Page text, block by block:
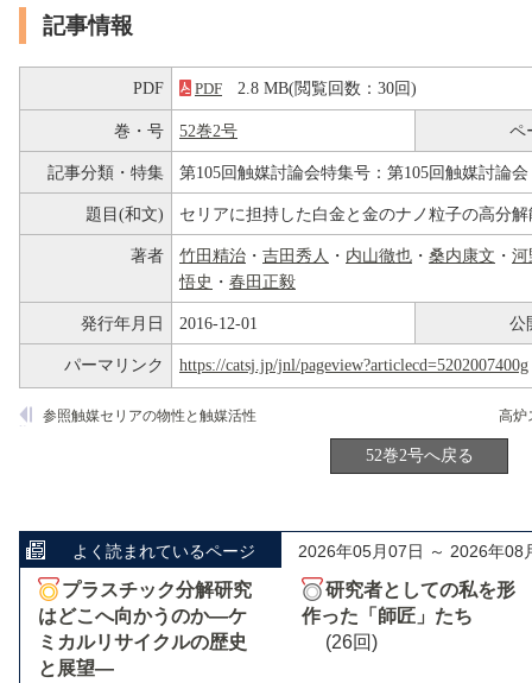
記事情報
PDF PDF 2.8 MB(閲覧回数：30回)
巻・号 52巻2号 ペ
記事分類・特集 第105回触媒討論会特集号：第105回触媒討論会
題目(和文) セリアに担持した白金と金のナノ粒子の高分
著者 竹田精治 ・ 吉田秀人 ・ 内山徹也 ・ 桑内康文 ・ 河
悟史 ・ 春田正毅
発行年月日 2016-12-01 公
パーマリンク https://catsj.jp/jnl/pageview?articlecd=5202007400g
参照触媒セリアの物性と触媒活性
52巻2号へ戻る
よく読まれているページ 2026年05月07日 ～ 2026年08
プラスチック分解研究
はどこへ向かうのか―ケ
ミカルリサイクルの歴史
と展望―
研究者としての私を形
作った「師匠」たち
(26回)